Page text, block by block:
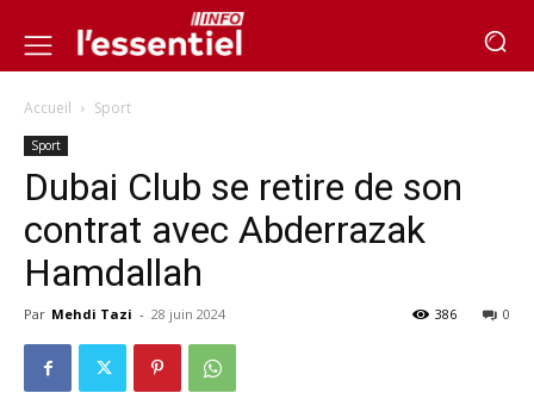
Accueil Sport
Sport
Dubai Club se retire de son
contrat avec Abderrazak
Hamdallah
Par Mehdi Tazi - 28 juin 2024 0
386